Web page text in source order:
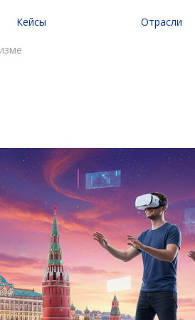
Кейсы Отрасли
VR для туризма
VR/AR для образования